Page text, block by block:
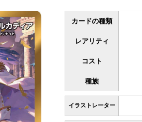
カードの種類
レアリティ
コスト
種族
イラストレーター